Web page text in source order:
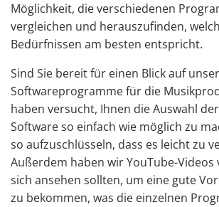
Möglichkeit, die verschiedenen
vergleichen und herauszufinden,
Bedürfnissen am besten entspricht.
Sind Sie bereit für einen Blick auf
Softwareprogramme für die
haben versucht, Ihnen die Auswahl
Software so einfach wie möglich zu
so aufzuschlüsseln, dass es leicht zu
Außerdem haben wir YouTube-Videos
sich ansehen sollten, um eine gute
zu bekommen, was die einzelnen